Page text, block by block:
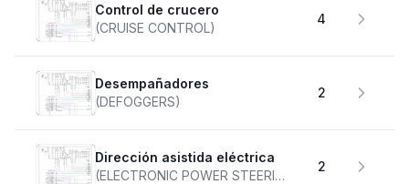
Control de crucero
(CRUISE CONTROL)
4
desempañadores
(DEFOGGERS)
2
Dirección asistida eléctrica
(ELECTRONIC POWER STEERING)
2